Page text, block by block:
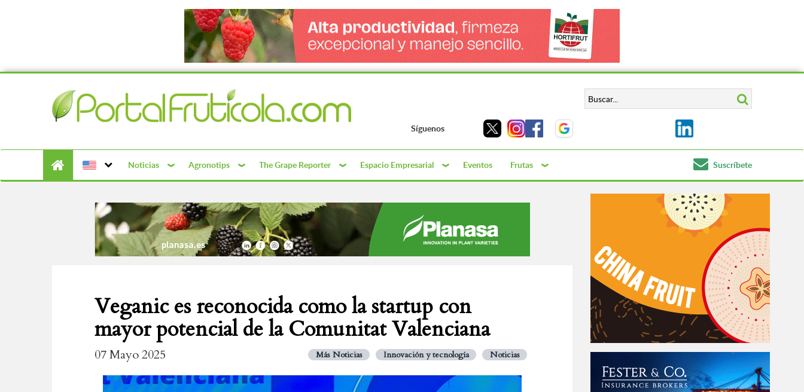
Síguenos
Noticias Agronotips The Grape Reporter Espacio Empresarial Eventos Frutas Suscríbete
Veganic es reconocida como la startup con
mayor potencial de la Comunitat Valenciana
07 Mayo 2025 Más Noticias Innovación y tecnología Noticias